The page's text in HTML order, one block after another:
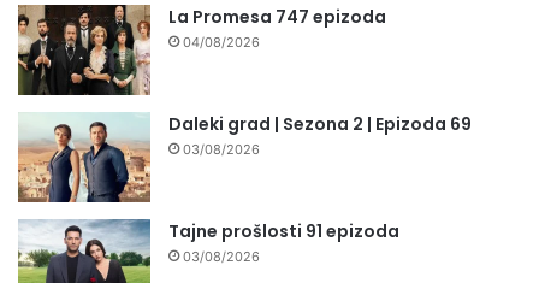
La Promesa 747 epizoda
04/08/2026
Daleki grad | Sezona 2 | Epizoda 69
03/08/2026
Tajne prošlosti 91 epizoda
03/08/2026